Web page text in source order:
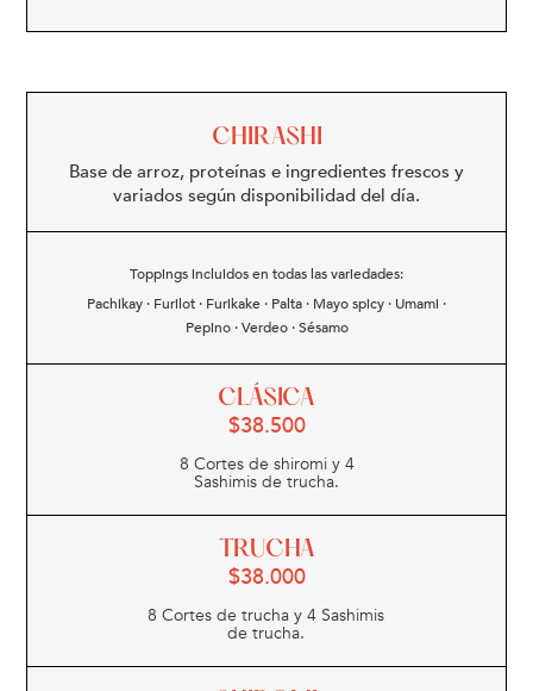
CHIRASHI
Base de arroz, proteínas e ingredientes frescos y
variados según disponibilidad del día.
Toppings incluidos en todas las variedades:
Pachikay · Furilot · Furikake · Palta · Mayo spicy · Umami ·
Pepino · Verdeo · Sésamo
CLÁSICA
$38.500
8 Cortes de shiromi y 4
Sashimis de trucha.
TRUCHA
$38.000
8 Cortes de trucha y 4 Sashimis
de trucha.